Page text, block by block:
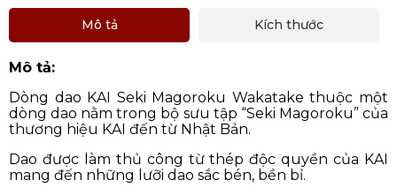
Mô tả Kích thước
Mô tả:
Dòng dao KAI Seki Magoroku Wakatake thuộc một
dòng dao nằm trong bộ sưu tập “Seki Magoroku” của
thương hiệu KAI đến từ Nhật Bản.
Dao được làm thủ công từ thép độc quyền của KAI
mang đến những lưỡi dao sắc bén, bền bỉ.